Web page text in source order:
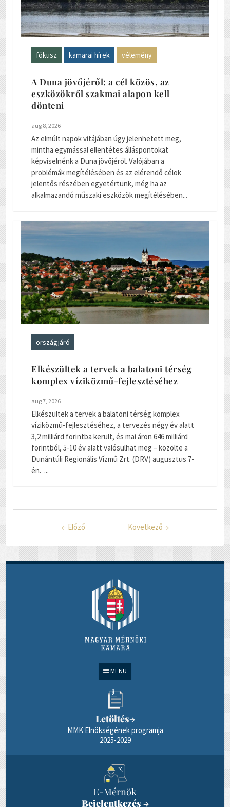
MENÜ
Letöltés→
MMK Elnökségének programja
2025-2029
E-Mérnök
Bejelentkezés →
fókusz kamarai hírek vélemény
A Duna jövőjéről: a cél közös, az
eszközökről szakmai alapon kell
dönteni
aug 8, 2026
Az elmúlt napok vitájában úgy jelenhetett meg,
mintha egymással ellentétes álláspontokat
képviselnénk a Duna jövőjéről. Valójában a
problémák megítélésében és az elérendő célok
jelentős részében egyetértünk, még ha az
alkalmazandó műszaki eszközök megítélésében...
országjáró
Elkészültek a tervek a balatoni térség
komplex víziközmű-fejlesztéséhez
aug 7, 2026
Elkészültek a tervek a balatoni térség komplex
víziközmű-fejlesztéséhez, a tervezés négy év alatt
3,2 milliárd forintba került, és mai áron 646 milliárd
forintból, 5-10 év alatt valósulhat meg – közölte a
Dunántúli Regionális Vízmű Zrt. (DRV) augusztus 7-
én. ...
← Előző Következő →